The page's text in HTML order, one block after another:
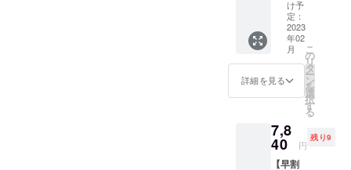
売予定
価格
9,800円
(送料、
消費税
込み)の
20%off
寸法:
H6.1×D
2.4cm
革 :ア
ドリア
け予
定：
2023
年02
月
詳細を見る
こ
の
リ
タ
ー
ン
を
選
択
す
る
7,8
40 円
残り9
【早割